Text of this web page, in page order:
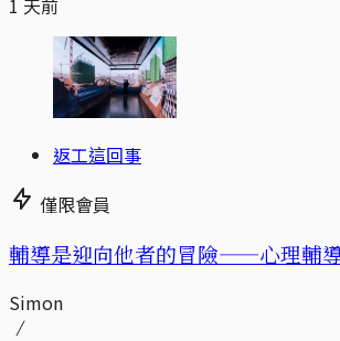
返工這回事
僅限會員
輔導是迎向他者的冒險——心理輔
Simon